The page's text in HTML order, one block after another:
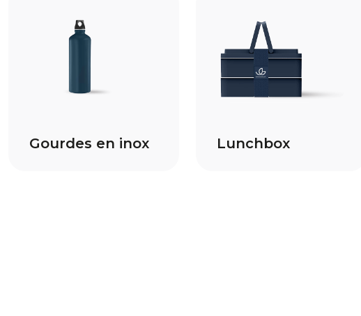
Gourdes en inox Lunchbox